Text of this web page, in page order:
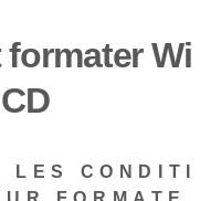
formater Wi
LES CONDITI